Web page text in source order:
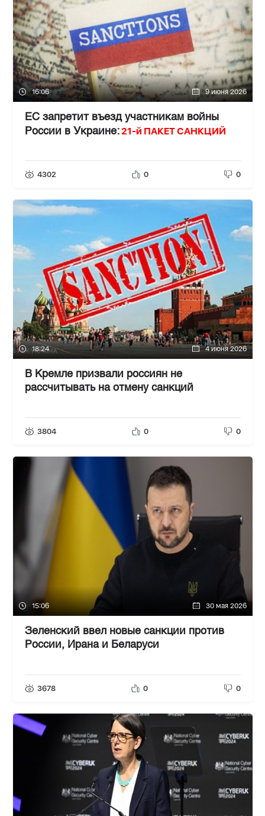
16:06 9 июня 2026
ЕС запретит въезд участникам войны
России в Украине:21-й ПАКЕТ САНКЦИЙ
4302 0 0
18:24 4 июня 2026
В Кремле призвали россиян не
рассчитывать на отмену санкций
3804 0 0
15:06 30 мая 2026
Зеленский ввел новые санкции против
России, Ирана и Беларуси
3678 0 0